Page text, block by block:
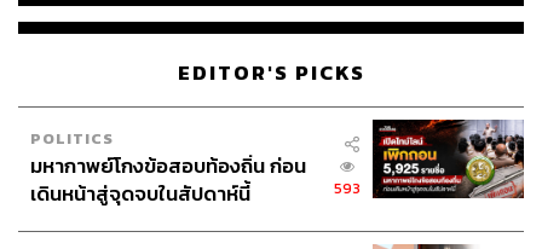
EDITOR'S PICKS
POLITICS
มหากาพย์โกงข้อสอบท้องถิ่น ก่อน
เดินหน้าสู่จุดจบในสัปดาห์นี้
593